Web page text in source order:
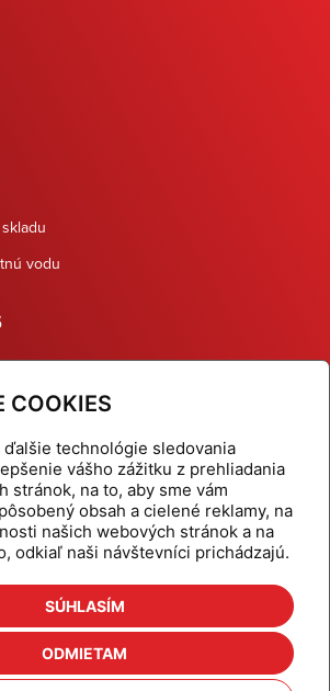
COOKIES
ďalšie technológie sledovania
vášho zážitku z prehliadania
stránok, na to, aby sme vám
obsah a cielené reklamy, na
našich webových stránok a na
odkiaľ naši návštevníci prichádzajú.
SÚHLASÍM
ODMIETAM
vodu
ventily
Produkty
Odber šikovné tipy
Cenníky
Referencie
Kontakt